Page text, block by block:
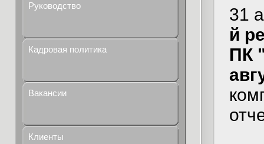
Руководство
Кадровая политика
Вакансии
Клиенты
31
й
ПК